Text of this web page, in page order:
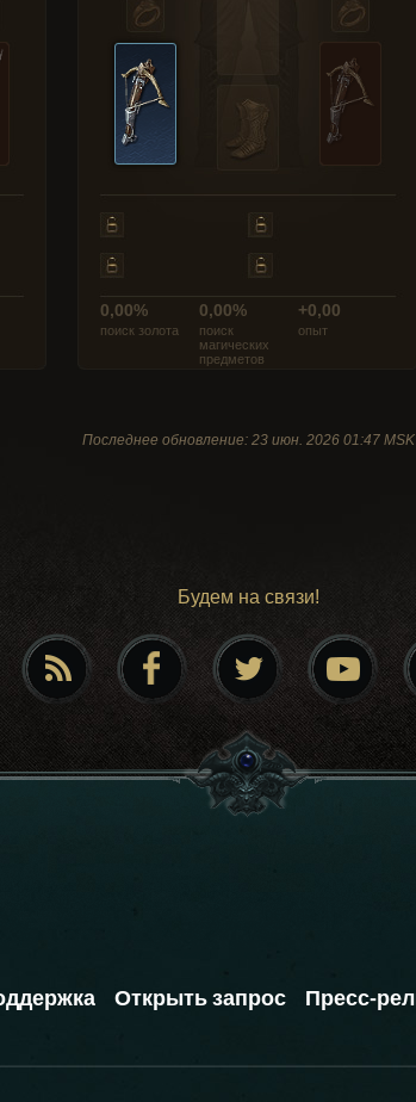
0,00%
поиск золота
0,00%
поиск
магических
предметов
+0,00
опыт
Последнее обновление: 23 июн. 2026 01:47 MSK
Будем на связи!